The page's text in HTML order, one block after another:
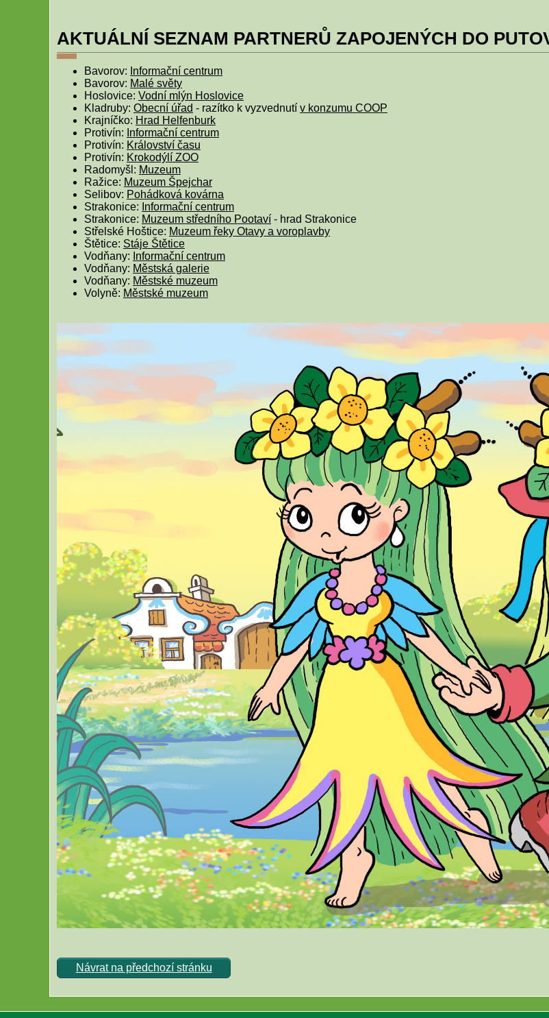
AKTUÁLNÍ SEZNAM PARTNERŮ ZAPOJENÝCH DO
Bavorov: Informační centrum
Bavorov: Malé světy
Hoslovice: Vodní mlýn Hoslovice
Kladruby: Obecní úřad - razítko k vyzvednutí v konzumu COOP
Krajníčko: Hrad Helfenburk
Protivín: Informační centrum
Protivín: Království času
Protivín: Krokodýlí ZOO
Radomyšl: Muzeum
Ražice: Muzeum Špejchar
Selibov: Pohádková kovárna
Strakonice: Informační centrum
Strakonice: Muzeum středního Pootaví - hrad Strakonice
Střelské Hoštice: Muzeum řeky Otavy a voroplavby
Štětice: Stáje Štětice
Vodňany: Informační centrum
Vodňany: Městská galerie
Vodňany: Městské muzeum
Volyně: Městské muzeum
Návrat na předchozí stránku